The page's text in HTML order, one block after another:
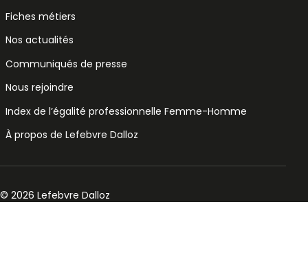
Fiches métiers
Nos actualités
Communiqués de presse
Nous rejoindre
Index de l’égalité professionnelle Femme-Homme
À propos de Lefebvre Dalloz
© 2026 Lefebvre Dalloz